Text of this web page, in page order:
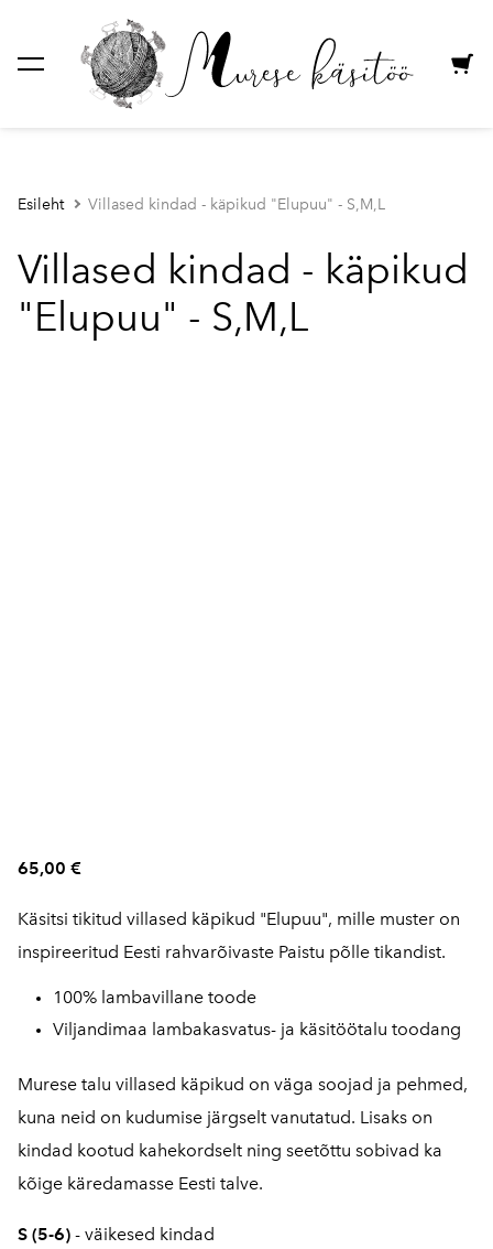
lisati ostukorvi. Vaata ostukorvi
Esileht Villased kindad - käpikud "Elupuu" - S,M,L
Villased kindad - käpikud
"Elupuu" - S,M,L
1 / 4
65,00 €
Käsitsi tikitud villased käpikud "Elupuu", mille muster on
inspireeritud Eesti rahvarõivaste Paistu põlle tikandist.
100% lambavillane toode
Viljandimaa lambakasvatus- ja käsitöötalu toodang
Murese talu villased käpikud on väga soojad ja pehmed,
kuna neid on kudumise järgselt vanutatud. Lisaks on
kindad kootud kahekordselt ning seetõttu sobivad ka
kõige käredamasse Eesti talve.
S (5-6) - väikesed kindad